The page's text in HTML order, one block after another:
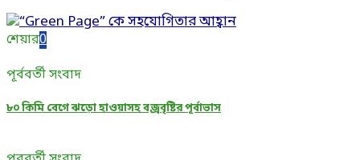
শেয়ার0
পূর্ববর্তী সংবাদ
৮০ কিমি বেগে ঝড়ো হাওয়াসহ বজ্রবৃষ্টির পূর্বাভাস